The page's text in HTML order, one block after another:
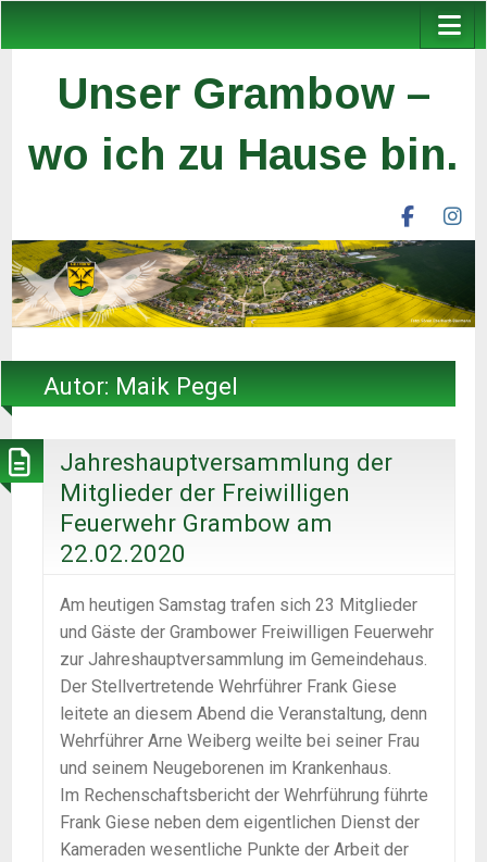
Unser Grambow –
wo ich zu Hause bin.
unser
ev
Autor:Maik Pegel
Jahreshauptversammlung der
Mitglieder der Freiwilligen
Feuerwehr Grambow am
22.02.2020
Am heutigen Samstag trafen sich 23 Mitglieder
und Gäste der Grambower Freiwilligen Feuerwehr
zur Jahreshauptversammlung im Gemeindehaus.
Der Stellvertretende Wehrführer Frank Giese
leitete an diesem Abend die Veranstaltung, denn
Wehrführer Arne Weiberg weilte bei seiner Frau
und seinem Neugeborenen im Krankenhaus.
Im Rechenschaftsbericht der Wehrführung führte
Frank Giese neben dem eigentlichen Dienst der
Kameraden wesentliche Punkte der Arbeit der